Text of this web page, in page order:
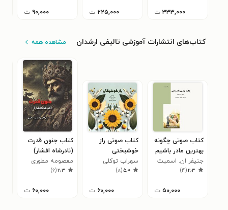
۳۳۳,۰۰۰ ت ۲۲۵,۰۰۰ ت ۹۰,۰۰۰ ت
کتاب‌های انتشارات آموزشی تالیفی ارشدان مشاهده همه
کتاب صوتی چگونه
بهترین مادر باشیم
جنیفر ان. اسمیت
۲٫۳(۴)
۵۰,۰۰۰ ت
کتاب صوتی راز
خوشبختی
سهراب توکلی
۵٫۰(۸)
۶۰,۰۰۰ ت
کتاب جنون قدرت
(نادرشاه افشار)
معصومه مطوری
۲٫۳(۶)
۶۰,۰۰۰ ت